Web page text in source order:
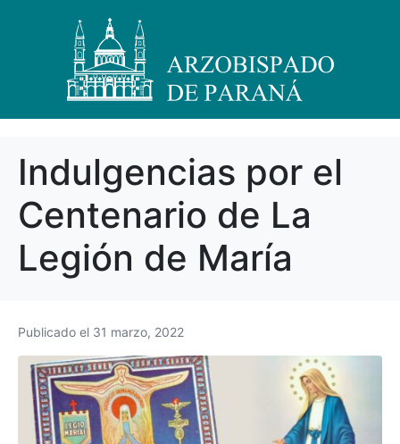
Indulgencias por el
Centenario de La
Legión de María
Publicado el 31 marzo, 2022